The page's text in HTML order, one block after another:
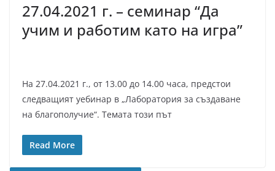
27.04.2021 г. – семинар “Да
учим и работим като на игра”
На 27.04.2021 г., от 13.00 до 14.00 часа, предстои
следващият уебинар в „Лаборатория за създаване
на благополучие“. Темата този път
Read More